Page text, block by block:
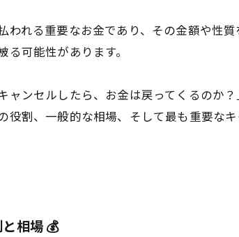
れる重要なお金であり、その金額や性
可能性があります。
ンセルしたら、お金は戻ってくるのか？
割、一般的な相場、そして最も重要な
相場 💰